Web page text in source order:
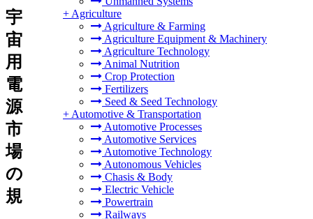
+ Agriculture
Agriculture & Farming
Agriculture Equipment & Machinery
Agriculture Technology
Animal Nutrition
Crop Protection
Fertilizers
Seed & Seed Technology
+ Automotive & Transportation
Automotive Processes
Automotive Services
Automotive Technology
Autonomous Vehicles
Chasis & Body
Electric Vehicle
Powertrain
Railways
宇
宙
用
電
源
市
場
の
規